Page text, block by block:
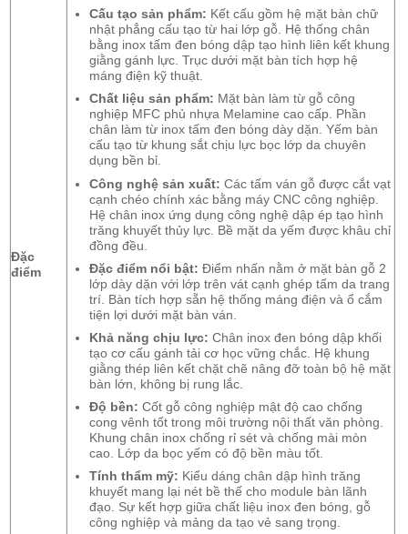
Đặc
điểm
Cấu tạo sản phẩm: Kết cấu gồm hệ mặt bàn chữ
nhật phẳng cấu tạo từ hai lớp gỗ. Hệ thống chân
bằng inox tấm đen bóng dập tạo hình liên kết khung
giằng gánh lực. Trục dưới mặt bàn tích hợp hệ
máng điện kỹ thuật.
Chất liệu sản phẩm: Mặt bàn làm từ gỗ công
nghiệp MFC phủ nhựa Melamine cao cấp. Phần
chân làm từ inox tấm đen bóng dày dặn. Yếm bàn
cấu tạo từ khung sắt chịu lực bọc lớp da chuyên
dụng bền bỉ.
Công nghệ sản xuất: Các tấm ván gỗ được cắt vạt
cạnh chéo chính xác bằng máy CNC công nghiệp.
Hệ chân inox ứng dụng công nghệ dập ép tạo hình
trăng khuyết thủy lực. Bề mặt da yếm được khâu chỉ
đồng đều.
Đặc điểm nổi bật: Điểm nhấn nằm ở mặt bàn gỗ 2
lớp dày dặn với lớp trên vát cạnh ghép tấm da trang
trí. Bàn tích hợp sẵn hệ thống máng điện và ổ cắm
tiện lợi dưới mặt bàn ván.
Khả năng chịu lực: Chân inox đen bóng dập khối
tạo cơ cấu gánh tải cơ học vững chắc. Hệ khung
giằng thép liên kết chặt chẽ nâng đỡ toàn bộ hệ mặt
bàn lớn, không bị rung lắc.
Độ bền: Cốt gỗ công nghiệp mật độ cao chống
cong vênh tốt trong môi trường nội thất văn phòng.
Khung chân inox chống rỉ sét và chống mài mòn
cao. Lớp da bọc yếm có độ bền màu tốt.
Tính thẩm mỹ: Kiểu dáng chân dập hình trăng
khuyết mang lại nét bề thế cho module bàn lãnh
đạo. Sự kết hợp giữa chất liệu inox đen bóng, gỗ
công nghiệp và mảng da tạo vẻ sang trọng.